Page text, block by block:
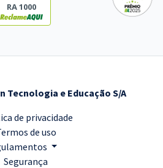
RA 1000
Tecnologia e Educação S/A
de privacidade
de uso
Segurança